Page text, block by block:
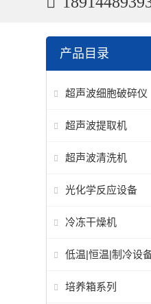
产品目录
超声波细胞破碎仪
超声波提取机
超声波清洗机
光化学反应设备
冷冻干燥机
低温|恒温|制冷设
培养箱系列